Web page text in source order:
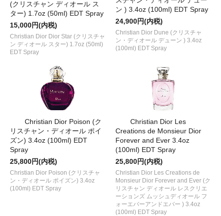
(クリスチャン ディオール ス
ター) 1.7oz (50ml) EDT Spray
15,000円(内税)
Christian Dior Dior Star (クリスチャ
ン ディオール スター) 1.7oz (50ml)
EDT Spray
ン ) 3.4oz (100ml) EDT Spray
24,900円(内税)
Christian Dior Dune (クリスチャ
ン・ディオール デューン ) 3.4oz
(100ml) EDT Spray
Christian Dior Poison (ク
リスチャン・ディオール ポイ
ズン) 3.4oz (100ml) EDT
Spray
25,800円(内税)
Christian Dior Poison (クリスチャ
ン・ディオール ポイズン) 3.4oz
(100ml) EDT Spray
Christian Dior Les
Creations de Monsieur Dior
Forever and Ever 3.4oz
(100ml) EDT Spray
25,800円(内税)
Christian Dior Les Creations de
Monsieur Dior Forever and Ever (ク
リスチャン ディオール レスクリエ
ーションズ ムッシュディオール フ
ォーエバーアンドエバー ) 3.4oz
(100ml) EDT Spray